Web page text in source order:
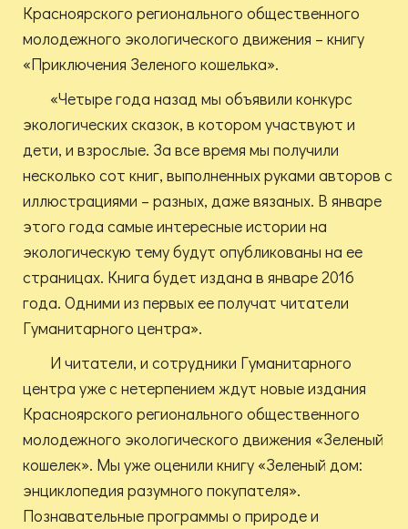
Красноярского регионального общественного
молодежного экологического движения – книгу
«Приключения Зеленого кошелька».
«Четыре года назад мы объявили конкурс
экологических сказок, в котором участвуют и
дети, и взрослые. За все время мы получили
несколько сот книг, выполненных руками авторов с
иллюстрациями – разных, даже вязаных. В январе
этого года самые интересные истории на
экологическую тему будут опубликованы на ее
страницах. Книга будет издана в январе 2016
года. Одними из первых ее получат читатели
Гуманитарного центра».
И читатели, и сотрудники Гуманитарного
центра уже с нетерпением ждут новые издания
Красноярского регионального общественного
молодежного экологического движения «Зеленый
кошелек». Мы уже оценили книгу «Зеленый дом:
энциклопедия разумного покупателя».
Познавательные программы о природе и